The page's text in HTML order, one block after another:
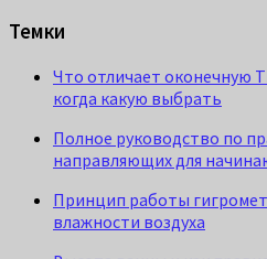
Темки
Что отличает оконечную
когда какую выбрать
Полное руководство по
направляющих для
Принцип работы
влажности воздуха